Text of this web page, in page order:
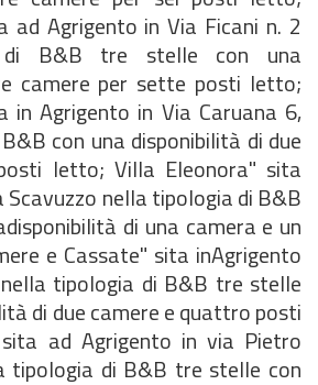
ad Agrigento in Via Ficani n. 2
di B&B tre stelle con una
camere per sette posti letto;
in Agrigento in Via Caruana 6,
con una disponibilità di due
letto; Villa Eleonora" sita
nella tipologia di B&B
di una camera e un
e Cassate" sita inAgrigento
tipologia di B&B tre stelle
di due camere e quattro posti
ad Agrigento in via Pietro
tipologia di B&B tre stelle con